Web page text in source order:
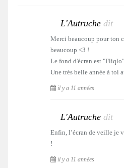
L'Autruche dit
Merci beaucoup pour ton
beaucoup <3 !
Le fond d'écran est
Une très belle année à toi
il y a 11 années
L'Autruche dit
Enfin, l’écran de veille je
!
il y a 11 années